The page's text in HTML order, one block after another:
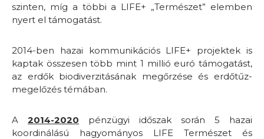
szinten, míg a többi a LIFE+ „Természet” elemben
nyert el támogatást.
2014-ben hazai kommunikációs LIFE+ projektek is
kaptak összesen több mint 1 millió euró támogatást,
az erdők biodiverzitásának megőrzése és erdőtűz-
megelőzés témában.
A 2014-2020 pénzügyi időszak során 5 hazai
koordinálású hagyományos LIFE Természet és